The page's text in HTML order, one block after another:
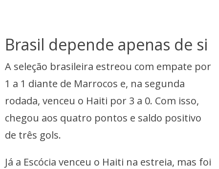
Brasil depende apenas de si
A seleção brasileira estreou com empate por
1 a 1 diante de Marrocos e, na segunda
rodada, venceu o Haiti por 3 a 0. Com isso,
chegou aos quatro pontos e saldo positivo
de três gols.
Já a Escócia venceu o Haiti na estreia, mas foi